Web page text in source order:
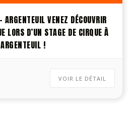
ARGENTEUIL VENEZ DÉCOUVRIR
LORS D’UN STAGE DE CIRQUE À
ARGENTEUIL !
VOIR LE DÉTAIL